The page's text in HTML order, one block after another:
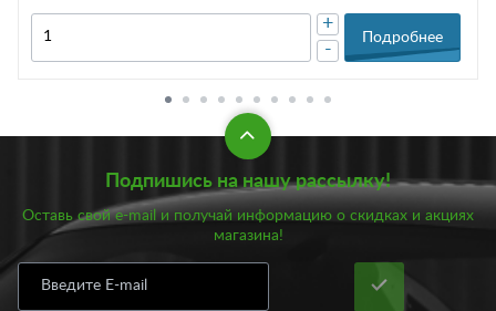
-
+
Подробнее
Подпишись на нашу рассылку!
Оставь свой e-mail и получай информацию о скидках и акциях
магазина!